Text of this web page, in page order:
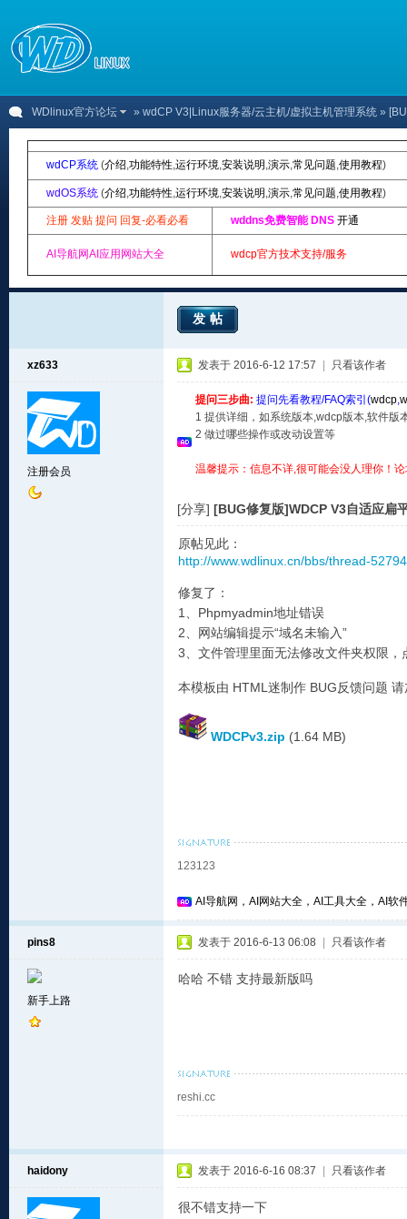
WDlinux官方论坛 » wdCP V3|Linux服务器/云主机/虚拟主机管理系统 »
wdCP系统 (介绍,功能特性,运行环境,安装说明 ,演示,常见问题,使用教程)
wdOS系统 (介绍,功能特性,运行环境,安装说明 ,演示,常见问题,使用教程)
注册 发贴 提问 回复-必看必看 wddns免费智能 DNS 开通
AI导航网AI应用网站大全 wdcp官方技术支持/服务
发帖
xz633
注册会员
发表于 2016-6-12 17:57 只看该作者
提问三步曲: 提问先看教程/FAQ索引(wdcp,
1 提供详细，如系统版本,wdcp版本,软件版
2 做过哪些操作或改动设置等
温馨提示：信息不详,很可能会没人理你！
[分享] [BUG修复版]WDCP V3自适应扁
原帖见此：
http://www.wdlinux.cn/bbs/thread-
修复了：
1、Phpmyadmin地址错误
2、网站编辑提示“域名未输入”
3、文件管理里面无法修改文件夹权限，
本模板由 HTML迷制作 BUG反馈问题
WDCPv3.zip (1.64 MB)
123123
AI导航网，AI网站大全，AI工具大全，AI软
pins8
新手上路
发表于 2016-6-13 06:08 只看该作者
哈哈 不错 支持最新版吗
reshi.cc
haidony 发表于 2016-6-16 08:37 只看该作者
很不错支持一下